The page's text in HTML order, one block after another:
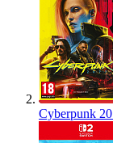
Cyberpunk